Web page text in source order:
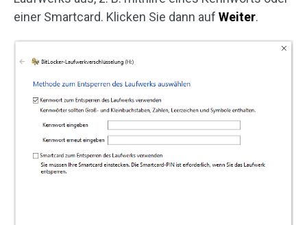
einer Smartcard. Klicken Sie dann auf Weiter.